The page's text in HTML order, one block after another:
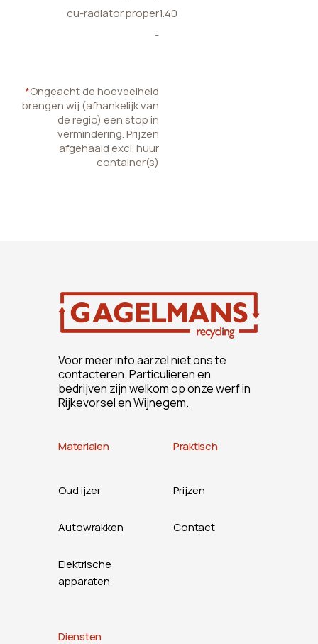
cu-radiator proper1.40
-
*Ongeacht de hoeveelheid
brengen wij (afhankelijk van
de regio) een stop in
vermindering. Prijzen
afgehaald excl. huur
container(s)
Voor meer info aarzel niet ons te
contacteren. Particulieren en
bedrijven zijn welkom op onze werf in
Rijkevorsel en Wijnegem.
Materialen
Oud ijzer
Autowrakken
Elektrische
apparaten
Praktisch
Prijzen
Contact
Diensten